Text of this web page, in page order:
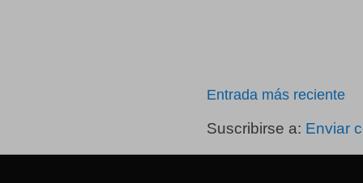
Entrada más reciente
Suscribirse a: Enviar